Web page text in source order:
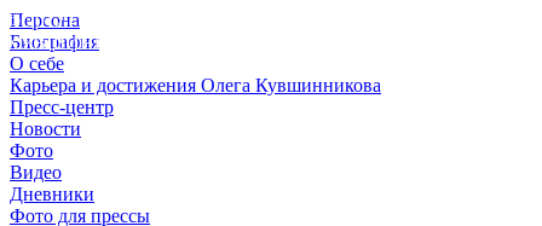
Персона
Биография
О себе
Карьера и достижения Олега Кувшинникова
Пресс-центр
Новости
Фото
Видео
Дневники
Фото для прессы
© 2012 - 2023,
КУВШИННИКОВ О.А.